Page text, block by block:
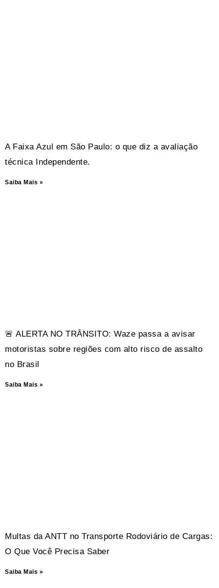
A Faixa Azul em São Paulo: o que diz a avaliação
técnica Independente.
Saiba Mais »
🚨 ALERTA NO TRÂNSITO: Waze passa a avisar
motoristas sobre regiões com alto risco de assalto
no Brasil
Saiba Mais »
Multas da ANTT no Transporte Rodoviário de Cargas:
O Que Você Precisa Saber
Saiba Mais »